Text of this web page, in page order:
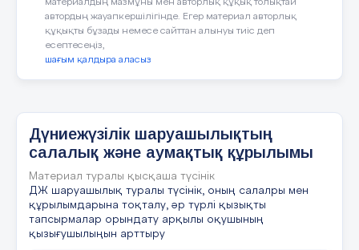
экономикалық аудан
экономикалық зона
ІІ.
Сабақтың
(50 мин.)
Жаңа сабақты түсіндіру (10 мин.)
https://youtu.be/C12OlG5Rfeg
- Осы бейне роликтен қандай әсер алдыңыз?
Сабақтың ортасы
Шаруашылықты орналастыру
факторлары
экономиканы, өнімді күштерді, білім
мен сапасын, адами капиталдың сапалы
материалдың мазмұны мен авторлық құқық толықтай
автордың жауапкершілігінде. Егер материал авторлық
құқықты бұзады немесе сайттан алынуы тиіс деп
есептесеңіз,
шағым қалдыра аласыз
Дүниежүзілік шаруашылықтың
салалық және аумақтық құрылымы
Материал туралы қысқаша түсінік
ДЖ шаруашылық туралы түсінік, оның салалры мен
құрылымдарына тоқталу, әр түрлі қызықты
тапсырмалар орындату арқылы оқушының
қызығушылыңын арттыру